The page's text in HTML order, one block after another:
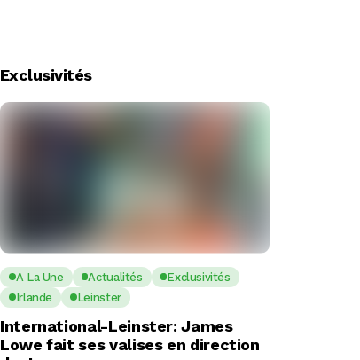
Exclusivités
A La Une Actualités
Exclusivités
Irlande
Leinster
International-Leinster: James
Lowe fait ses valises en direction